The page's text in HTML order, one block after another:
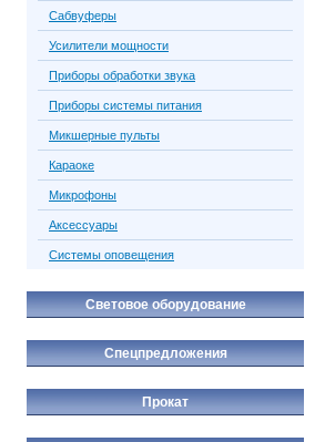
Сабвуферы
Усилители мощности
Приборы обработки звука
Приборы системы питания
Микшерные пульты
Караоке
Микрофоны
Аксессуары
Системы оповещения
Световое оборудование
Спецпредложения
Прокат